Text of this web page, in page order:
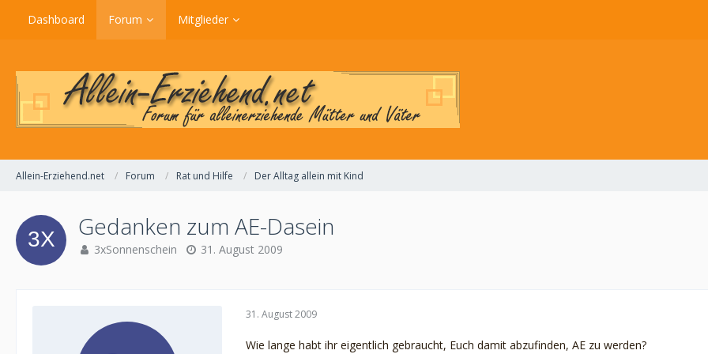
Dashboard Forum Mitglieder
Allein-Erziehend.net Forum Rat und Hilfe Der Alltag allein mit Kind
Gedanken zum AE-Dasein
3xSonnenschein 31. August 2009
31. August 2009
Wie lange habt ihr eigentlich gebraucht, Euch damit abzufinden, AE zu werden?